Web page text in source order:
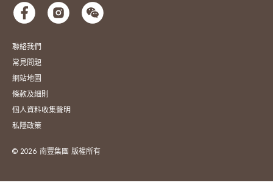
聯絡我們
常見問題
網站地圖
條款及細則
個人資料收集聲明
私隱政策
© 2026 南豐集團 版權所有